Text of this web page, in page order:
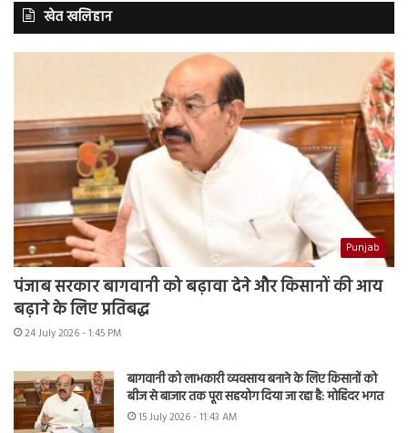
खेत खलिहान
Punjab
पंजाब सरकार बागवानी को बढ़ावा देने और किसानों की आय
बढ़ाने के लिए प्रतिबद्ध
24 July 2026 - 1:45 PM
बागवानी को लाभकारी व्यवसाय बनाने के लिए किसानों को
बीज से बाजार तक पूरा सहयोग दिया जा रहा है: मोहिंदर भगत
15 July 2026 - 11:43 AM